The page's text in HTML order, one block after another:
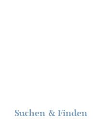
Suchen & Finden